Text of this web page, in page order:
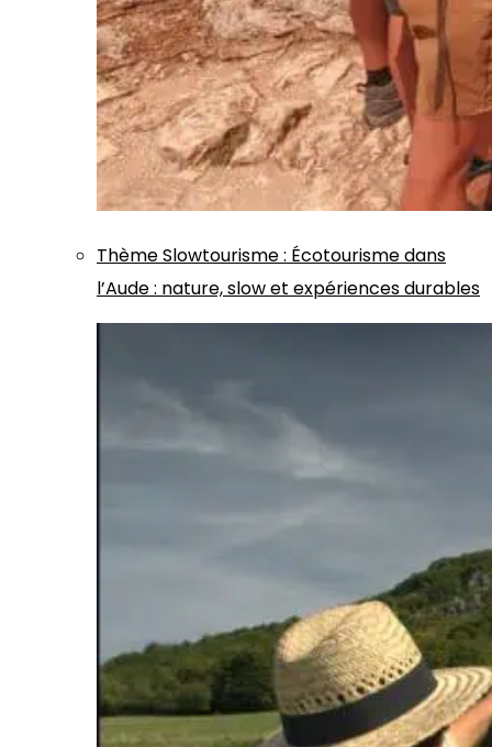
ThèmeSlowtourisme: Écotourisme dans
l’Aude : nature, slow et expériences durables